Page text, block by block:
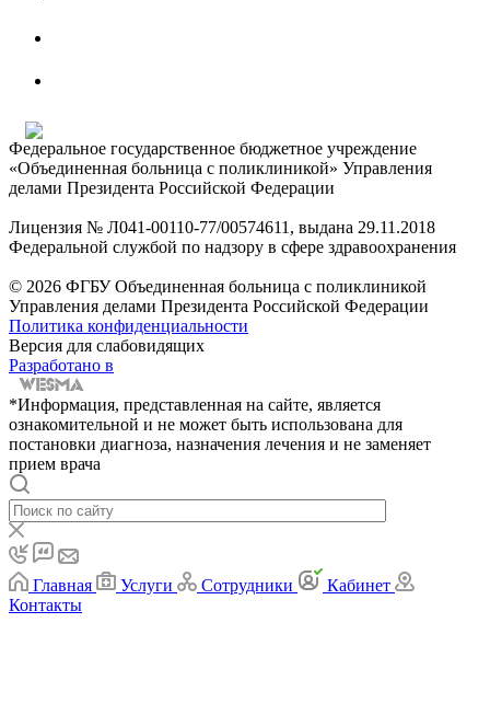
Федеральное государственное бюджетное учреждение
«Объединенная больница с поликлиникой» Управления
делами Президента Российской Федерации
Лицензия № Л041-00110-77/00574611, выдана 29.11.2018
Федеральной службой по надзору в сфере здравоохранения
© 2026 ФГБУ Объединенная больница с поликлиникой
Управления делами Президента Российской Федерации
Политика конфиденциальности
Версия для слабовидящих
Разработано в
*Информация, представленная на сайте, является
ознакомительной и не может быть использована для
постановки диагноза, назначения лечения и не заменяет
прием врача
Главная Услуги Сотрудники
Кабинет
Контакты